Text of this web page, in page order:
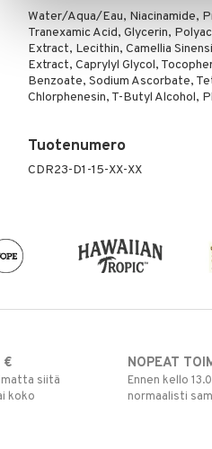
Water/Aqua/Eau, Niacinamide,
Tranexamic Acid, Glycerin,
Extract, Lecithin, Camellia
Extract, Caprylyl Glycol,
Benzoate, Sodium Ascorbate,
Chlorphenesin, T-Butyl Alcohol,
Tuotenumero
CDR23-D1-15-XX-XX
€
siitä
koko
NOPEAT
Ennen kello
normaalisti